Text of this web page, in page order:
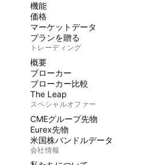
機能
価格
マーケットデータ
プランを贈る
トレーディング
概要
ブローカー
ブローカー比較
The Leap
スペシャルオファー
CMEグループ先物
Eurex先物
米国株バンドルデータ
会社情報